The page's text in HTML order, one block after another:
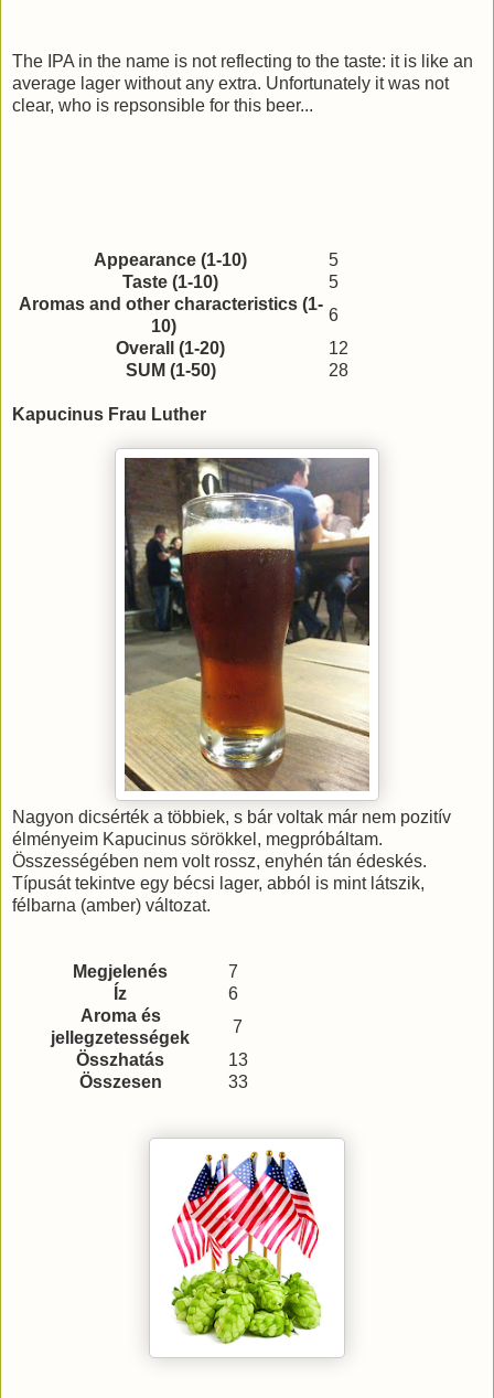
The IPA in the name is not reflecting to the taste: it is like an
average lager without any extra. Unfortunately it was not
clear, who is repsonsible for this beer...
Appearance (1-10)
5
Taste (1-10)
5
Aromas and other characteristics (1-
10)
6
Overall (1-20)
12
SUM (1-50)
28
Kapucinus Frau Luther
Nagyon dicsérték a többiek, s bár voltak már nem pozitív
élményeim Kapucinus sörökkel, megpróbáltam.
Összességében nem volt rossz, enyhén tán édeskés.
Típusát tekintve egy bécsi lager, abból is mint látszik,
félbarna (amber) változat.
Megjelenés
7
Íz
6
Aroma és
jellegzetességek
7
Összhatás
13
Összesen
33